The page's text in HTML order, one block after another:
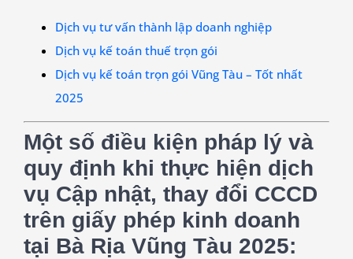
Dịch vụ tư vấn thành lập doanh nghiệp
Dịch vụ kế toán thuế trọn gói
Dịch vụ kế toán trọn gói Vũng Tàu – Tốt nhất
2025
Một số điều kiện pháp lý và
quy định khi thực hiện dịch
vụ Cập nhật, thay đổi CCCD
trên giấy phép kinh doanh
tại Bà Rịa Vũng Tàu 2025: